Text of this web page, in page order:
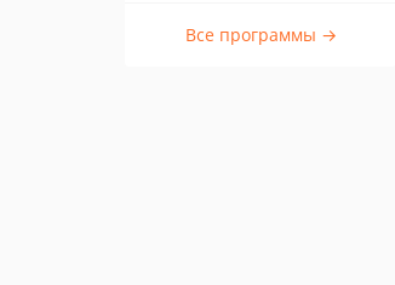
Все программы →